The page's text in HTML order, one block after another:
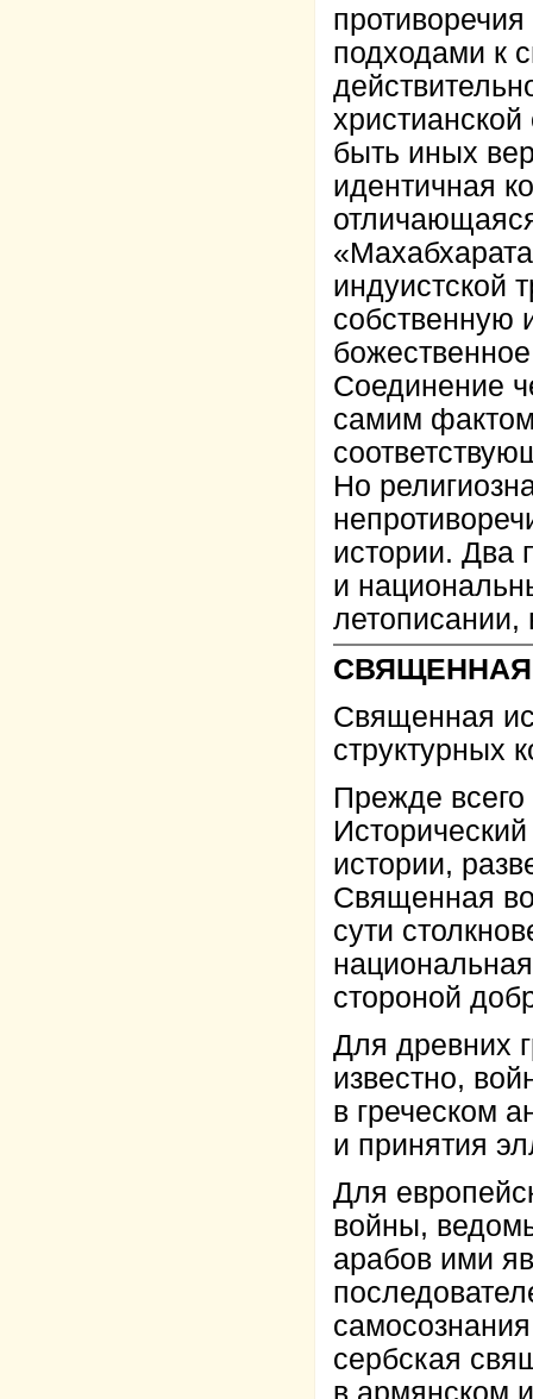
подходами к
быть иных
идентичная
индуистской
собственную
Соединение
самим фактом
Но
истории. Два
и
Священная
структурных
Прежде
истории,
Священная
сути
стороной
Для древних
известно,
в греческом
и принятия
Для
войны,
арабов ими
сербская
в армянском